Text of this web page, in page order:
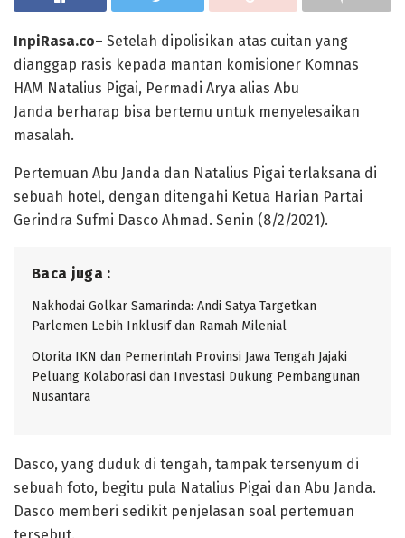
InpiRasa.co– Setelah dipolisikan atas cuitan yang
dianggap rasis kepada mantan komisioner Komnas
HAM Natalius Pigai, Permadi Arya alias Abu
Janda berharap bisa bertemu untuk menyelesaikan
masalah.
Pertemuan Abu Janda dan Natalius Pigai terlaksana di
sebuah hotel, dengan ditengahi Ketua Harian Partai
Gerindra Sufmi Dasco Ahmad. Senin (8/2/2021).
Baca juga :
Nakhodai Golkar Samarinda: Andi Satya Targetkan
Parlemen Lebih Inklusif dan Ramah Milenial
Otorita IKN dan Pemerintah Provinsi Jawa Tengah Jajaki
Peluang Kolaborasi dan Investasi Dukung Pembangunan
Nusantara
Dasco, yang duduk di tengah, tampak tersenyum di
sebuah foto, begitu pula Natalius Pigai dan Abu Janda.
Dasco memberi sedikit penjelasan soal pertemuan